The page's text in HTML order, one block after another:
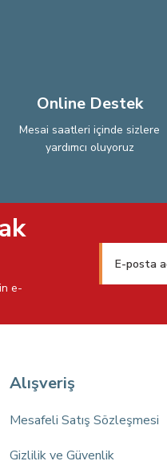
Online Destek
Mesai saatleri içinde sizlere
yardımcı oluyoruz
e-
Alışveriş
Mesafeli Satış Sözleşmesi
Gizlilik ve Güvenlik